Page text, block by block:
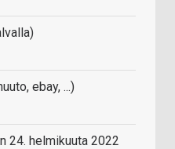
ebay, ...)
24. helmikuuta 2022